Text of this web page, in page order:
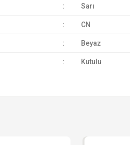
: Sarı
: CN
: Beyaz
: Kutulu